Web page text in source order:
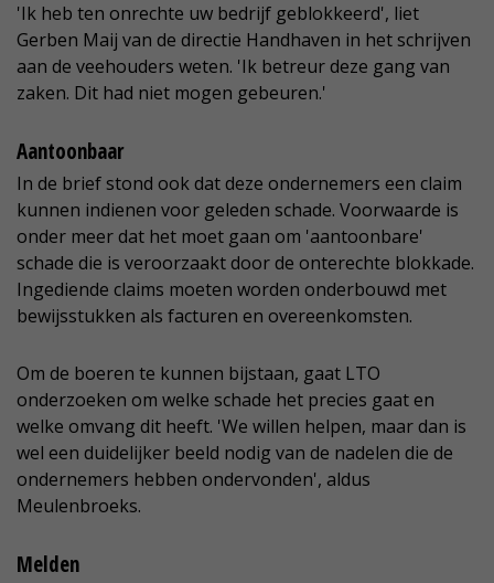
'Ik heb ten onrechte uw bedrijf geblokkeerd', liet
Gerben Maij van de directie Handhaven in het schrijven
aan de veehouders weten. 'Ik betreur deze gang van
zaken. Dit had niet mogen gebeuren.'
Aantoonbaar
In de brief stond ook dat deze ondernemers een claim
kunnen indienen voor geleden schade. Voorwaarde is
onder meer dat het moet gaan om 'aantoonbare'
schade die is veroorzaakt door de onterechte blokkade.
Ingediende claims moeten worden onderbouwd met
bewijsstukken als facturen en overeenkomsten.
Om de boeren te kunnen bijstaan, gaat LTO
onderzoeken om welke schade het precies gaat en
welke omvang dit heeft. 'We willen helpen, maar dan is
wel een duidelijker beeld nodig van de nadelen die de
ondernemers hebben ondervonden', aldus
Meulenbroeks.
Melden